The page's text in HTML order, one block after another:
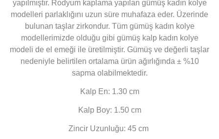
yapılmıştır. Rodyum kaplama yapılan gümüş kadın kolye
modelleri parlaklığını uzun süre muhafaza eder. Üzerinde
bulunan taşlar zirkondur. Tüm gümüş kadın kolye
modellerimizde olduğu gibi gümüş kalp kadın kolye
modeli de el emeği ile üretilmiştir. Gümüş ve değerli taşlar
nedeniyle belirtilen ortalama ürün ağırlığında ± %10
sapma olabilmektedir.
Kalp En: 1.30 cm
Kalp Boy: 1.50 cm
Zincir Uzunluğu: 45 cm